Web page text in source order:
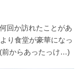
回か訪れたことがあ
り食堂が豪華になっ
前からあったっけ…)